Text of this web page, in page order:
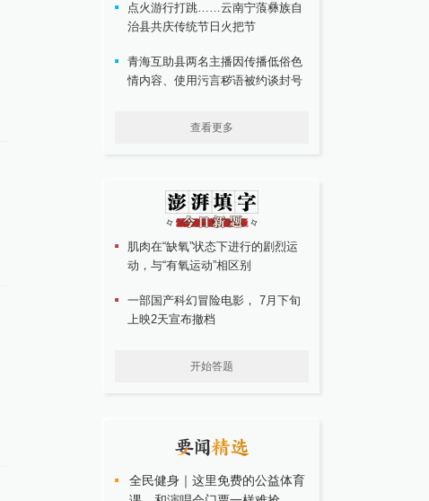
点火游行打跳……云南宁蒗彝族自
治县共庆传统节日火把节
青海互助县两名主播因传播低俗色
情内容、使用污言秽语被约谈封号
查看更多
肌肉在“缺氧”状态下进行的剧烈运
动，与“有氧运动”相区别
一部国产科幻冒险电影， 7月下旬
上映2天宣布撤档
开始答题
全民健身｜这里免费的公益体育